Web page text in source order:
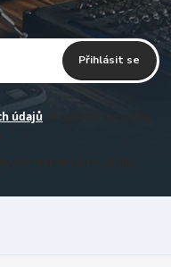
Přihlásit se
údajů